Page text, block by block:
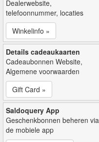
Dealerwebsite,
telefoonnummer, locaties
Winkelinfo »
Details cadeaukaarten
Cadeaubonnen Website,
Algemene voorwaarden
Gift Card »
Saldoquery App
Geschenkbonnen beheren via
de mobiele app